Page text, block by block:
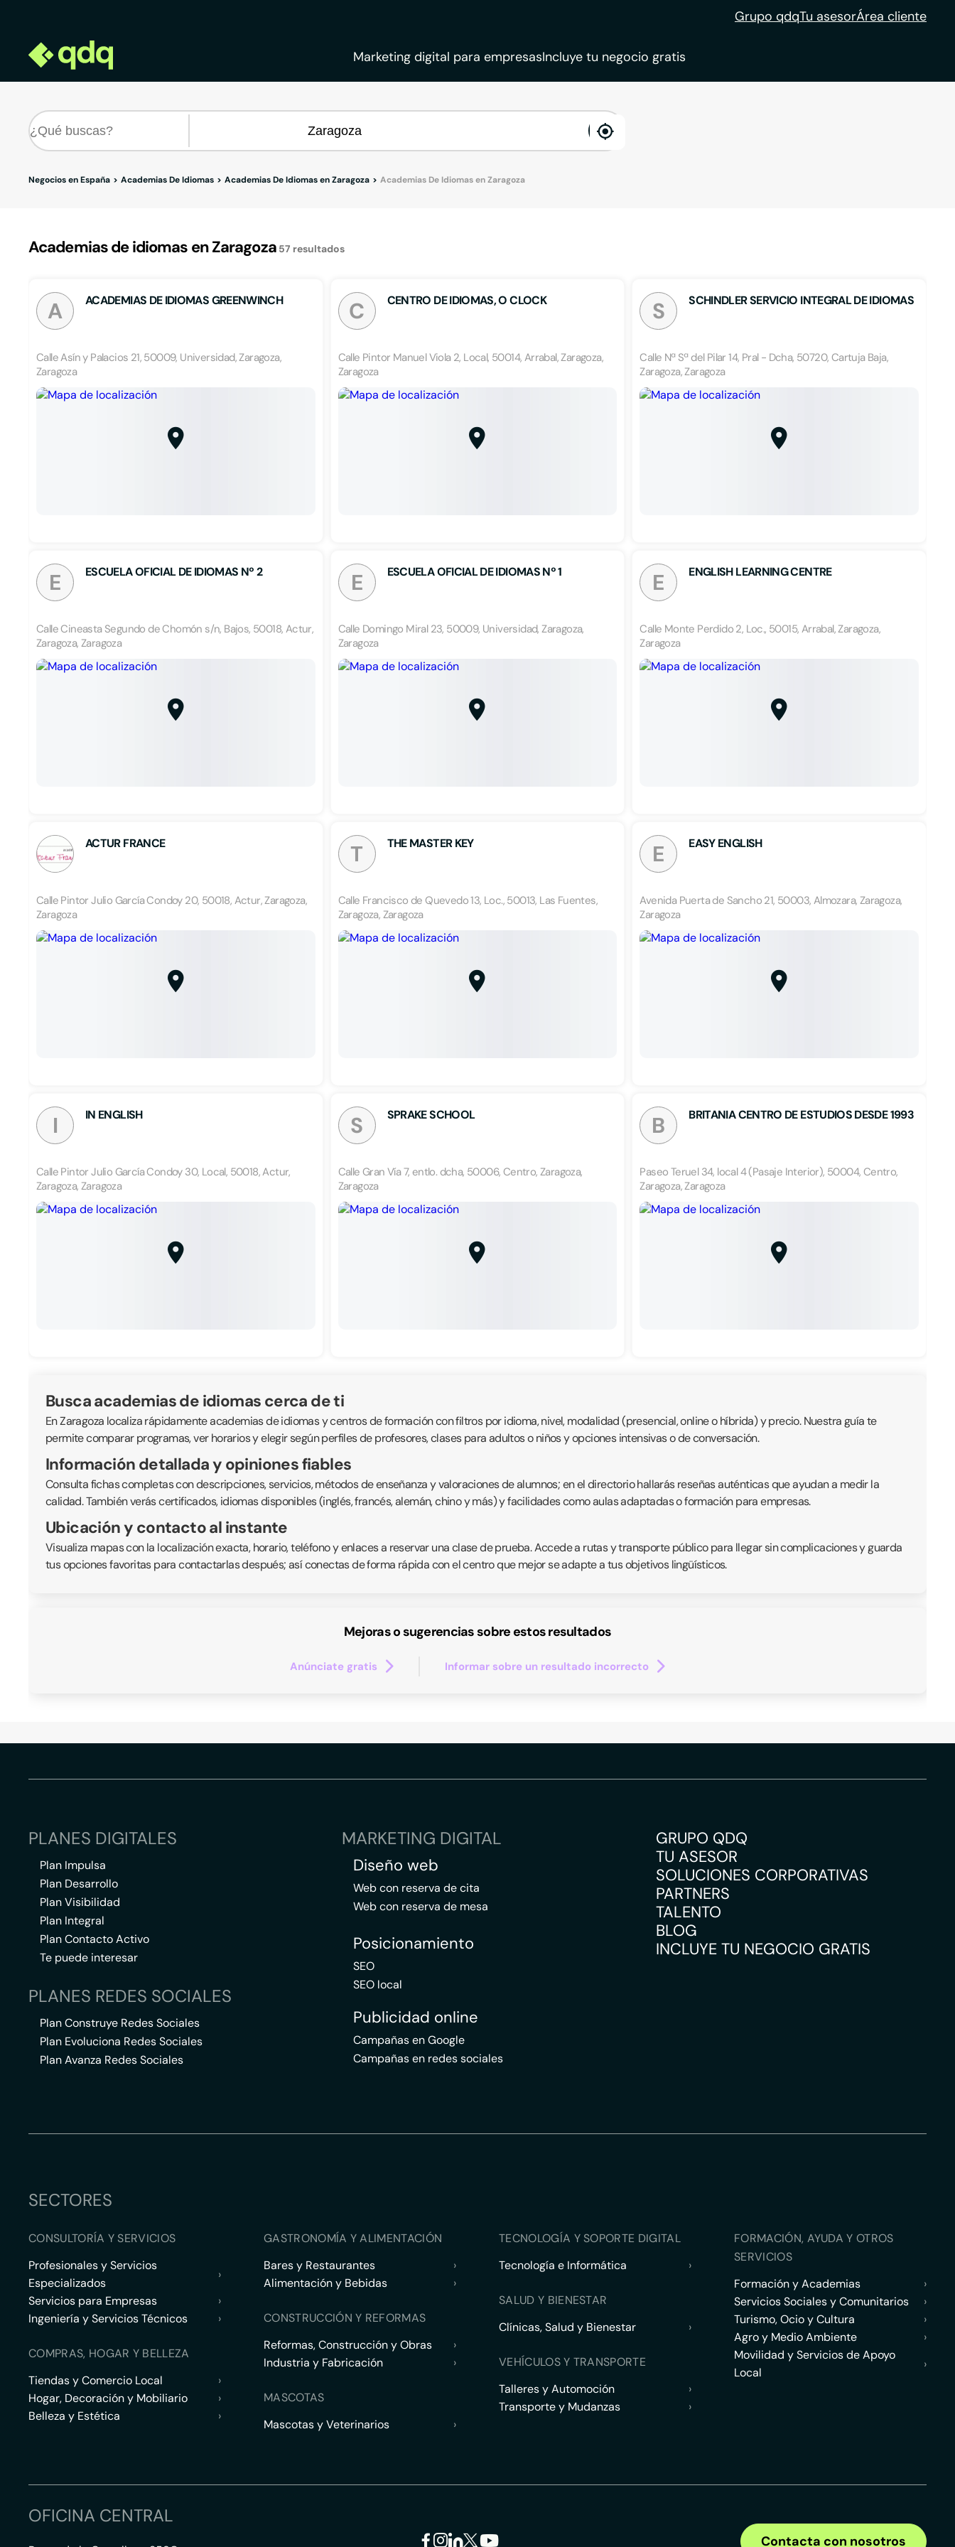
Grupo qdqTu asesorÁrea cliente
Marketing digital para empresasIncluye tu negocio gratis
enable
Negocios en España Academias De Idiomas Academias De Idiomas en Zaragoza Academias De Idiomas en Zaragoza
Academias de idiomas en Zaragoza 57 resultados
A ACADEMIAS DE IDIOMAS GREENWINCH
Calle Asín y Palacios 21, 50009, Universidad, Zaragoza,
Zaragoza
C CENTRO DE IDIOMAS, O CLOCK
Calle Pintor Manuel Viola 2, Local, 50014, Arrabal, Zaragoza,
Zaragoza
S SCHINDLER SERVICIO INTEGRAL DE IDIOMAS
Calle Nª Sª del Pilar 14, Pral - Dcha, 50720, Cartuja Baja,
Zaragoza, Zaragoza
E ESCUELA OFICIAL DE IDIOMAS Nº 2
Calle Cineasta Segundo de Chomón s/n, Bajos, 50018, Actur,
Zaragoza, Zaragoza
E ESCUELA OFICIAL DE IDIOMAS Nº 1
Calle Domingo Miral 23, 50009, Universidad, Zaragoza,
Zaragoza
E ENGLISH LEARNING CENTRE
Calle Monte Perdido 2, Loc., 50015, Arrabal, Zaragoza,
Zaragoza
ACTUR FRANCE
Calle Pintor Julio García Condoy 20, 50018, Actur, Zaragoza,
Zaragoza
T THE MASTER KEY
Calle Francisco de Quevedo 13, Loc., 50013, Las Fuentes,
Zaragoza, Zaragoza
E EASY ENGLISH
Avenida Puerta de Sancho 21, 50003, Almozara, Zaragoza,
Zaragoza
I IN ENGLISH
Calle Pintor Julio García Condoy 30, Local, 50018, Actur,
Zaragoza, Zaragoza
S SPRAKE SCHOOL
Calle Gran Vía 7, entlo. dcha, 50006, Centro, Zaragoza,
Zaragoza
B BRITANIA CENTRO DE ESTUDIOS DESDE 1993
Paseo Teruel 34, local 4 (Pasaje Interior), 50004, Centro,
Zaragoza, Zaragoza
Busca academias de idiomas cerca de ti
En Zaragoza localiza rápidamente academias de idiomas y centros de formación con filtros por idioma, nivel, modalidad (presencial, online o híbrida) y precio. Nuestra guía te
permite comparar programas, ver horarios y elegir según perfiles de profesores, clases para adultos o niños y opciones intensivas o de conversación.
Información detallada y opiniones fiables
Consulta fichas completas con descripciones, servicios, métodos de enseñanza y valoraciones de alumnos; en el directorio hallarás reseñas auténticas que ayudan a medir la
calidad. También verás certificados, idiomas disponibles (inglés, francés, alemán, chino y más) y facilidades como aulas adaptadas o formación para empresas.
Ubicación y contacto al instante
Visualiza mapas con la localización exacta, horario, teléfono y enlaces a reservar una clase de prueba. Accede a rutas y transporte público para llegar sin complicaciones y guarda
tus opciones favoritas para contactarlas después; así conectas de forma rápida con el centro que mejor se adapte a tus objetivos lingüísticos.
Mejoras o sugerencias sobre estos resultados
Anúnciate gratis Informar sobre un resultado incorrecto
PLANES DIGITALES
Plan Impulsa
Plan Desarrollo
Plan Visibilidad
Plan Integral
Plan Contacto Activo
Te puede interesar
PLANES REDES SOCIALES
Plan Construye Redes Sociales
Plan Evoluciona Redes Sociales
Plan Avanza Redes Sociales
MARKETING DIGITAL
Diseño web
Web con reserva de cita
Web con reserva de mesa
Posicionamiento
SEO
SEO local
Publicidad online
Campañas en Google
Campañas en redes sociales
GRUPO QDQ
TU ASESOR
SOLUCIONES CORPORATIVAS
PARTNERS
TALENTO
BLOG
INCLUYE TU NEGOCIO GRATIS
SECTORES
CONSULTORÍA Y SERVICIOS
Profesionales y Servicios
Especializados
›
Servicios para Empresas
›
Ingeniería y Servicios Técnicos
›
COMPRAS, HOGAR Y BELLEZA
Tiendas y Comercio Local
›
Hogar, Decoración y Mobiliario
›
Belleza y Estética
›
GASTRONOMÍA Y ALIMENTACIÓN
Bares y Restaurantes
›
Alimentación y Bebidas
›
CONSTRUCCIÓN Y REFORMAS
Reformas, Construcción y Obras
›
Industria y Fabricación
›
MASCOTAS
Mascotas y Veterinarios
›
TECNOLOGÍA Y SOPORTE DIGITAL
Tecnología e Informática
›
SALUD Y BIENESTAR
Clínicas, Salud y Bienestar
›
VEHÍCULOS Y TRANSPORTE
Talleres y Automoción
›
Transporte y Mudanzas
›
FORMACIÓN, AYUDA Y OTROS
SERVICIOS
Formación y Academias
›
Servicios Sociales y Comunitarios
›
Turismo, Ocio y Cultura
›
Agro y Medio Ambiente
›
Movilidad y Servicios de Apoyo
Local
›
OFICINA CENTRAL
Contacta con nosotros